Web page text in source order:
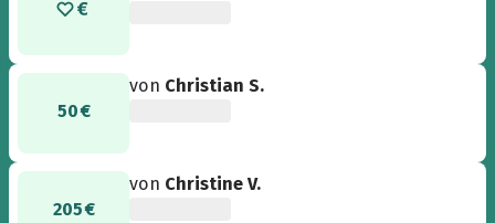
50 €
von Christian S.
205 €
von Christine V.